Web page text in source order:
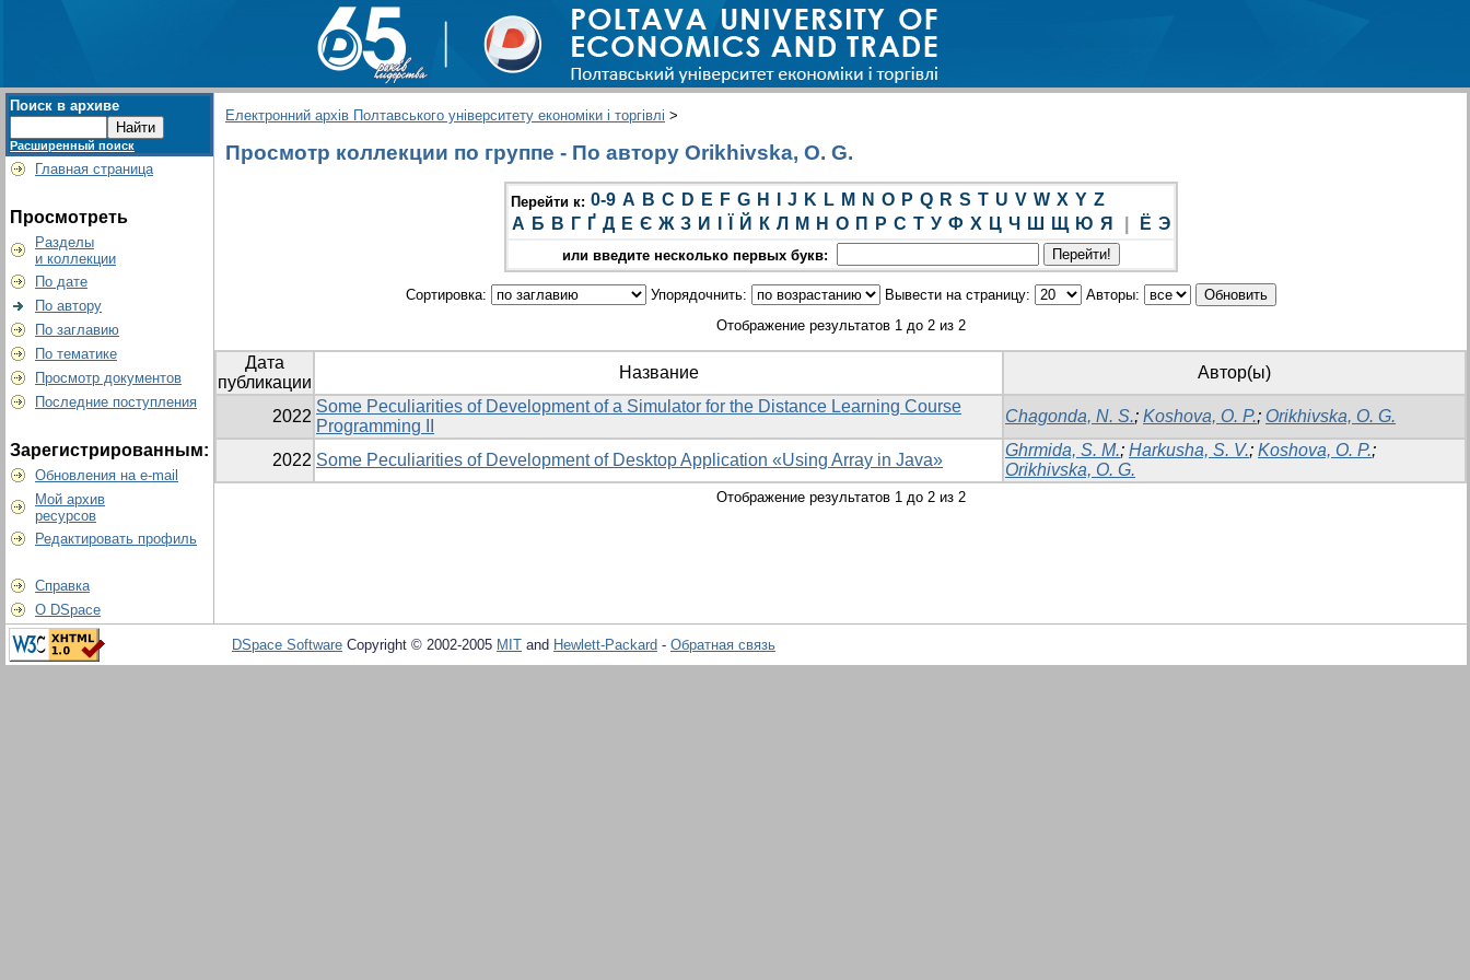
Поиск в архиве
Расширенный поиск
Главная страница
Просмотреть
Разделы
и коллекции
По дате
По автору
По заглавию
По тематике
Просмотр документов
Последние поступления
Зарегистрированным:
Обновления на e-mail
Мой архив
ресурсов
Редактировать профиль
Справка
О DSpace
Електронний архів Полтавського університету економіки і торгівлі >
Просмотр коллекции по группе - По автору Orikhivska, O. G.
Перейти к: 0-9 A B C D E F G H J K L M N O P Q R S T U V W X Y Z
А Б В Г Ґ Д Е Є Ж З И Й К Л М Н О П Р С Т У Ф Х Ц Ч Ш Щ Ю Я Ё Э
или введите несколько первых букв:
Сортировка: Упорядочнить: Вывести на страницу:
Авторы:
Отображение результатов 1 до 2 из 2
Дата
публикации
Название Автор(ы)
2022
Some Peculiarities of Development of a Simulator for the Distance Learning Course
Programming II
Chagonda, N. S.; Koshova, O. P.; Orikhivska, O. G.
2022 Some Peculiarities of Development of Desktop Application «Using Array in Java»
Ghrmida, S. M.; Harkusha, S. V.; Koshova, O. P.;
Orikhivska, O. G.
Отображение результатов 1 до 2 из 2
DSpace Software Copyright © 2002-2005 MIT and Hewlett-Packard - Обратная связь